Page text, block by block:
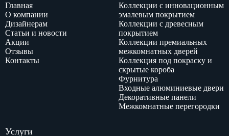
Главная
О компании
Дизайнерам
Статьи и новости
Акции
Отзывы
Контакты
Коллекции с инновационным
эмалевым покрытием
Коллекции с древесным
покрытием
Коллекции премиальных
межкомнатных дверей
Коллекция под покраску и
скрытые короба
Фурнитура
Входные алюминиевые двери
Декоративные панели
Межкомнатные перегородки
Услуги